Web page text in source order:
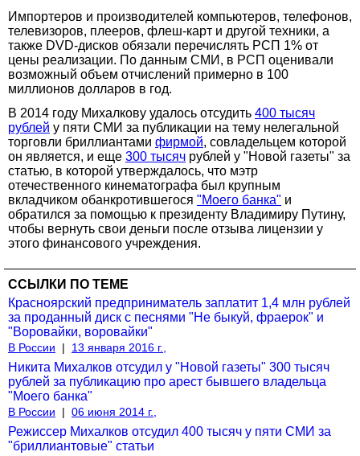
Импортеров и производителей компьютеров, телефонов,
телевизоров, плееров, флеш-карт и другой техники, а
также DVD-дисков обязали перечислять РСП 1% от
цены реализации. По данным СМИ, в РСП оценивали
возможный объем отчислений примерно в 100
миллионов долларов в год.
В 2014 году Михалкову удалось отсудить 400 тысяч
рублей у пяти СМИ за публикации на тему нелегальной
торговли бриллиантами фирмой, совладельцем которой
он является, и еще 300 тысяч рублей у "Новой газеты" за
статью, в которой утверждалось, что мэтр
отечественного кинематографа был крупным
вкладчиком обанкротившегося "Моего банка" и
обратился за помощью к президенту Владимиру Путину,
чтобы вернуть свои деньги после отзыва лицензии у
этого финансового учреждения.
ССЫЛКИ ПО ТЕМЕ
Красноярский предприниматель заплатит 1,4 млн рублей
за проданный диск с песнями "Не быкуй, фраерок" и
"Воровайки, воровайки"
В России | 13 января 2016 г.,
Никита Михалков отсудил у "Новой газеты" 300 тысяч
рублей за публикацию про арест бывшего владельца
"Моего банка"
В России | 06 июня 2014 г.,
Режиссер Михалков отсудил 400 тысяч у пяти СМИ за
"бриллиантовые" статьи